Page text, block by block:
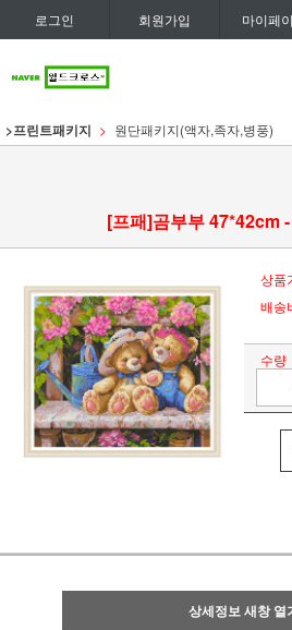
로그인 회원가입 마이페
>프린트패키지 원단패키지(액자,족자,병풍)
[프패]곰부부 47*42cm
상품
배송
수량
상세정보 새창 열